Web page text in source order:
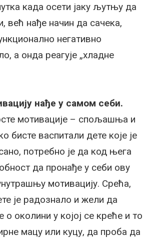
када осети јаку љутњу да
већ нађе начин да сачека,
негативно
а онда реагује „хладне
нађе у самом себи.
мотивације – спољашња и
бисте васпитали дете које је
потребно је да код њега
да пронађе у себи ову
мотивацију. Срећа,
је радознало и жели да
околини у којој се креће и то
мацу или куцу, да проба да